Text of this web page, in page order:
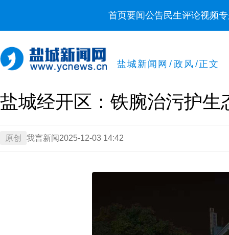
首页要闻公告民生评论视频
盐城新闻网 / 政风 /正文
盐城经开区：铁腕治污护生
原创 我言新闻 2025-12-03 14:42